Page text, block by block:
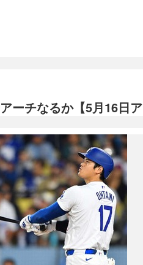
バックナンバー
国内
まとめ
写真
スポーツ
文化
出版／映画
ファッション
写真
政治
チなるか【5月16日ア